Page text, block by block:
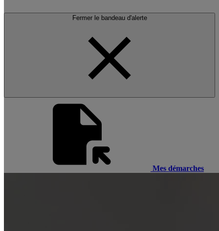
Fermer le bandeau d'alerte
Mes démarches